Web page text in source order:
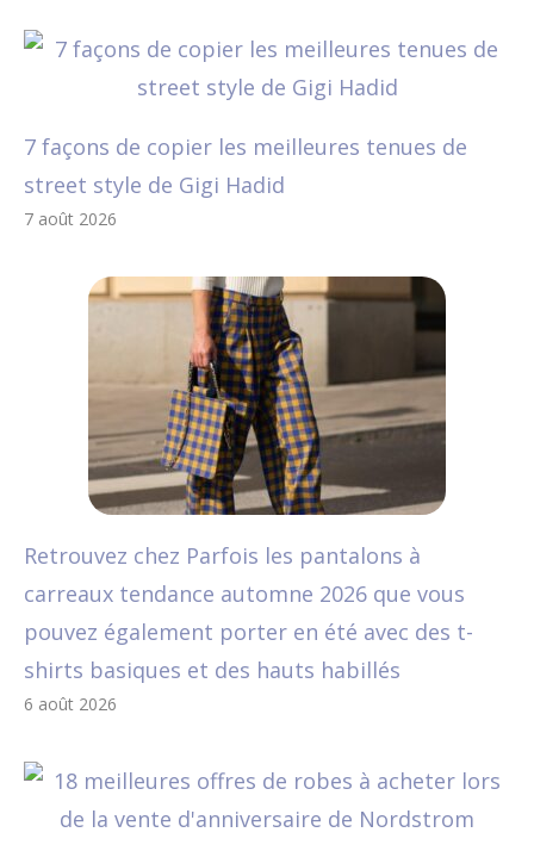
7 façons de copier les meilleures tenues de
street style de Gigi Hadid
7 août 2026
Retrouvez chez Parfois les pantalons à
carreaux tendance automne 2026 que vous
pouvez également porter en été avec des t-
shirts basiques et des hauts habillés
6 août 2026